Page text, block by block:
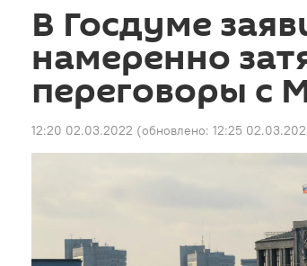
В Госдуме
намеренно
переговоры с
12:20 02.03.2022 (обновлено: 12:25